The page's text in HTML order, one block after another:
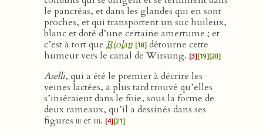
le pancréas, et dans les glandes qui en sont
proches, et qui transportent un suc huileux,
blanc et doté d’une certaine amertume ; et
c’est à tort que Riolan [18] détourne cette
humeur vers le canal de Wirsung. [3][19][20]
Aselli, qui a été le premier à décrire les
veines lactées, a plus tard trouvé qu’elles
s’inséraient dans le foie, sous la forme de
deux rameaux, qu’il a dessinés dans ses
figures iiietiiii. [4][21]